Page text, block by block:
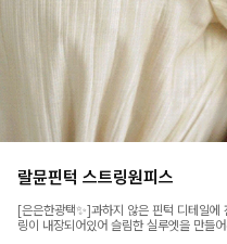
랄뮨핀턱 스트링원피스
[은은한광택✨]과하지 않은 핀턱 디테일
링이 내장되어있어 슬림한 실루엣을 만들